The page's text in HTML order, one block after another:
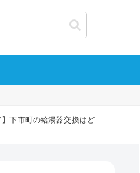
】下市町の給湯器交換はど